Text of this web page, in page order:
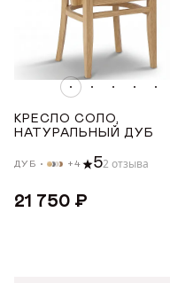
до
ШИРИНА
ВЫСОТА
КРЕСЛО СОЛО,
НАТУРАЛЬНЫЙ ДУБ
ДУБ +4 52 отзыва
21 750 ₽